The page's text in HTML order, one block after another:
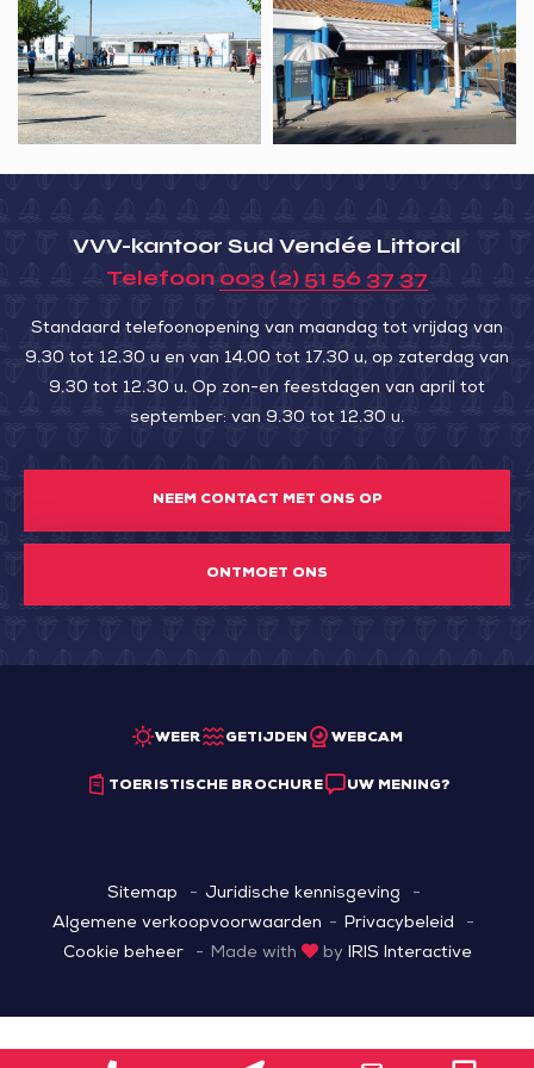
JACKY
CHEVALIER
la
mer,
Les
Viviers
VVV-kantoor Sud Vendée Littoral
Telefoon 003 (2) 51 56 37 37
Standaard telefoonopening van maandag tot vrijdag van
9.30 tot 12.30 u en van 14.00 tot 17.30 u, op zaterdag van
9.30 tot 12.30 u. Op zon-en feestdagen van april tot
september: van 9.30 tot 12.30 u.
NEEM CONTACT MET ONS OP
ONTMOET ONS
WEER GETIJDEN WEBCAM
TOERISTISCHE BROCHURE UW MENING?
Sitemap
Juridische kennisgeving
Algemene verkoopvoorwaarden
Privacybeleid
Cookie beheer
Made with by IRIS Interactive